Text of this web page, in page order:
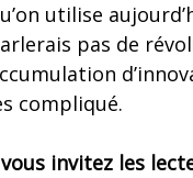
utilise
pas de
compliqué.
invitez les